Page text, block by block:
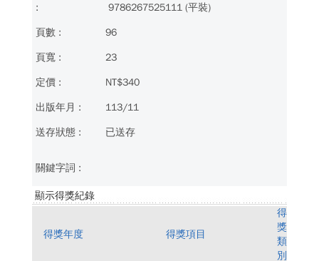
9786267525111 (平裝)
96
23
NT$340
113/11
已送存
顯示得獎紀錄
得獎年度 得獎項目
得
獎
類
別